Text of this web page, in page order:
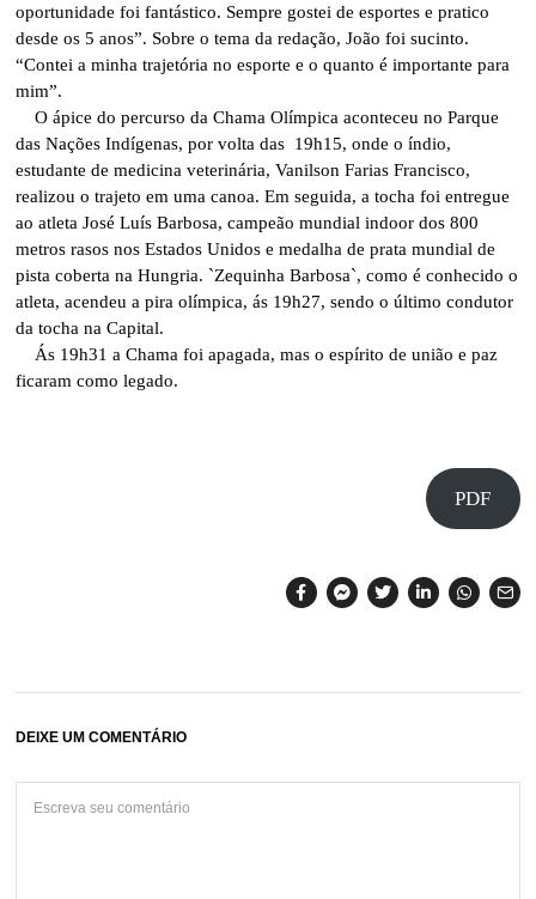
oportunidade foi fantástico. Sempre gostei de esportes e pratico
desde os 5 anos”. Sobre o tema da redação, João foi sucinto.
“Contei a minha trajetória no esporte e o quanto é importante para
mim”.
O ápice do percurso da Chama Olímpica aconteceu no Parque
das Nações Indígenas, por volta das 19h15, onde o índio,
estudante de medicina veterinária, Vanilson Farias Francisco,
realizou o trajeto em uma canoa. Em seguida, a tocha foi entregue
ao atleta José Luís Barbosa, campeão mundial indoor dos 800
metros rasos nos Estados Unidos e medalha de prata mundial de
pista coberta na Hungria. `Zequinha Barbosa`, como é conhecido o
atleta, acendeu a pira olímpica, ás 19h27, sendo o último condutor
da tocha na Capital.
Ás 19h31 a Chama foi apagada, mas o espírito de união e paz
ficaram como legado.
PDF
DEIXE UM COMENTÁRIO